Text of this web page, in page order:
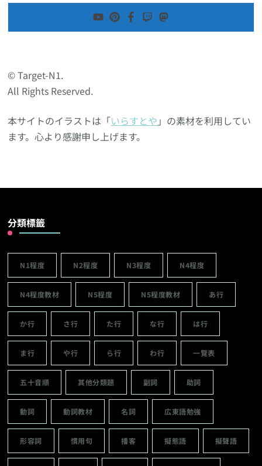
© Target-N1.
All Rights Reserved.
本サイトのイラストは「いらすとや 」の素材を利用してい
ます。心より感謝申し上げます。
分類標籤
N1程度 N2程度 N3程度 N4程度
N4程度教材 N5程度 N5程度教材 あ行
か行 さ行 た行 な行 は行
ま行 や行 ら行 わ行 一覽表
五十音順 其他分類題 副詞 助詞
動詞 動詞教材 名詞 広東語勉強
形容詞 慣用句 播客 擬態語 擬聲語